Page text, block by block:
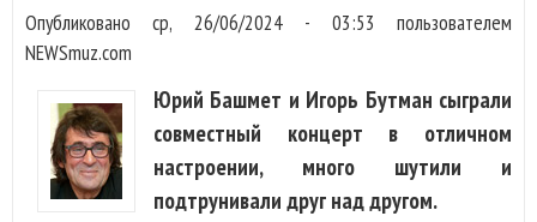
Опубликованоср, 26/06/2024 - 03:53 пользователем
NEWSmuz.com
Юрий Башмет и Игорь Бутман сыграли
совместный концерт в отличном
настроении, много шутили и
подтрунивали друг над другом.